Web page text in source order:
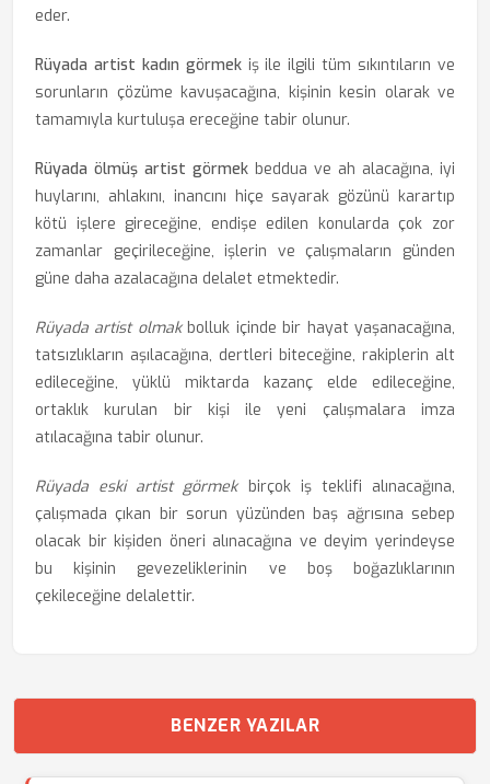
eder.
Rüyada artist kadın görmekiş ile ilgili tüm sıkıntıların ve
sorunların çözüme kavuşacağına, kişinin kesin olarak ve
tamamıyla kurtuluşa ereceğine tabir olunur.
Rüyada ölmüş artist görmek beddua ve ah alacağına, iyi
huylarını, ahlakını, inancını hiçe sayarak gözünü karartıp
kötü işlere gireceğine, endişe edilen konularda çok zor
zamanlar geçirileceğine, işlerin ve çalışmaların günden
güne daha azalacağına delalet etmektedir.
Rüyada artist olmakbolluk içinde bir hayat yaşanacağına,
tatsızlıkların aşılacağına, dertleri biteceğine, rakiplerin alt
edileceğine, yüklü miktarda kazanç elde edileceğine,
ortaklık kurulan bir kişi ile yeni çalışmalara imza
atılacağına tabir olunur.
Rüyada eski artist görmekbirçok iş teklifi alınacağına,
çalışmada çıkan bir sorun yüzünden baş ağrısına sebep
olacak bir kişiden öneri alınacağına ve deyim yerindeyse
bu kişinin gevezeliklerinin ve boş boğazlıklarının
çekileceğine delalettir.
BENZER YAZILAR